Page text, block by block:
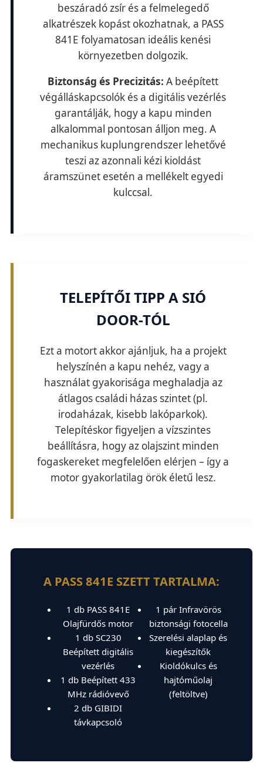
beszáradó zsír és a felmelegedő
alkatrészek kopást okozhatnak, a PASS
841E folyamatosan ideális kenési
környezetben dolgozik.
Biztonság és Precizitás: A beépített
végálláskapcsolók és a digitális vezérlés
garantálják, hogy a kapu minden
alkalommal pontosan álljon meg. A
mechanikus kuplungrendszer lehetővé
teszi az azonnali kézi kioldást
áramszünet esetén a mellékelt egyedi
kulccsal.
TELEPÍTŐI TIPP A SIÓ
DOOR-TÓL
Ezt a motort akkor ajánljuk, ha a projekt
helyszínén a kapu nehéz, vagy a
használat gyakorisága meghaladja az
átlagos családi házas szintet (pl.
irodaházak, kisebb lakóparkok).
Telepítéskor figyeljen a vízszintes
beállításra, hogy az olajszint minden
fogaskereket megfelelően elérjen – így a
motor gyakorlatilag örök életű lesz.
A PASS 841E SZETT TARTALMA:
1 db PASS 841E
Olajfürdős motor
1 db SC230
Beépített digitális
vezérlés
1 db Beépített 433
MHz rádióvevő
2 db GIBIDI
távkapcsoló
1 pár Infravörös
biztonsági fotocella
Szerelési alaplap és
kiegészítők
Kioldókulcs és
hajtóműolaj
(feltöltve)